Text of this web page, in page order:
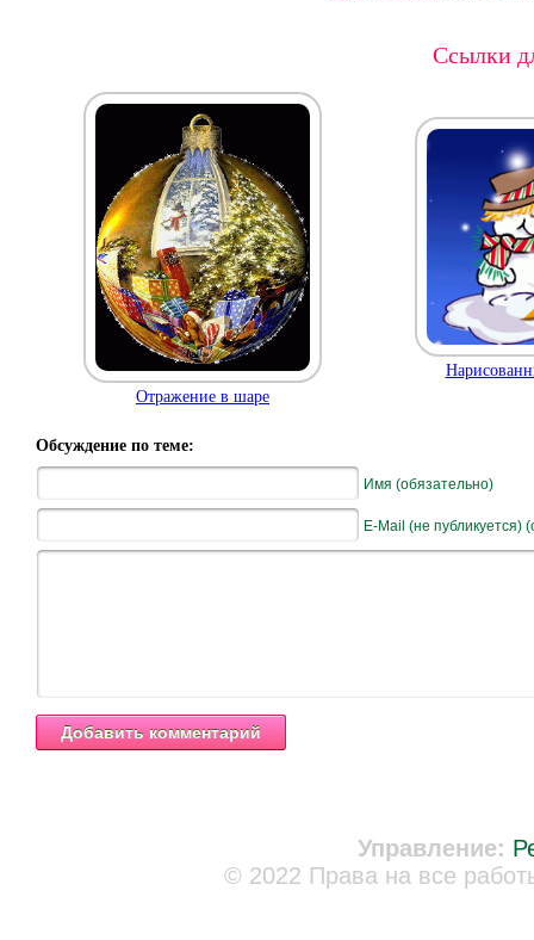
Ссылки
Отражение в шаре
Обсуждение по теме:
Имя (обязательно)
E-Mail (не публикуется)
Управление:
© 2022 Права на все